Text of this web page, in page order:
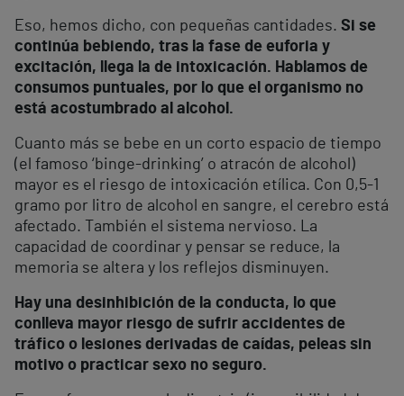
Eso, hemos dicho, con pequeñas cantidades. Si se
continúa bebiendo, tras la fase de euforia y
excitación, llega la de intoxicación. Hablamos de
consumos puntuales, por lo que el organismo no
está acostumbrado al alcohol.
Cuanto más se bebe en un corto espacio de tiempo
(el famoso ‘binge-drinking’ o atracón de alcohol)
mayor es el riesgo de intoxicación etílica. Con 0,5-1
gramo por litro de alcohol en sangre, el cerebro está
afectado. También el sistema nervioso. La
capacidad de coordinar y pensar se reduce, la
memoria se altera y los reflejos disminuyen.
Hay una desinhibición de la conducta, lo que
conlleva mayor riesgo de sufrir accidentes de
tráfico o lesiones derivadas de caídas, peleas sin
motivo o practicar sexo no seguro.